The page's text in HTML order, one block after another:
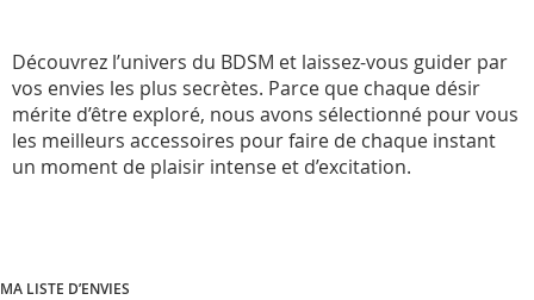
Découvrez l’univers du BDSM et laissez-vous guider par
vos envies les plus secrètes. Parce que chaque désir
mérite d’être exploré, nous avons sélectionné pour vous
les meilleurs accessoires pour faire de chaque instant
un moment de plaisir intense et d’excitation.
MA LISTE D’ENVIES